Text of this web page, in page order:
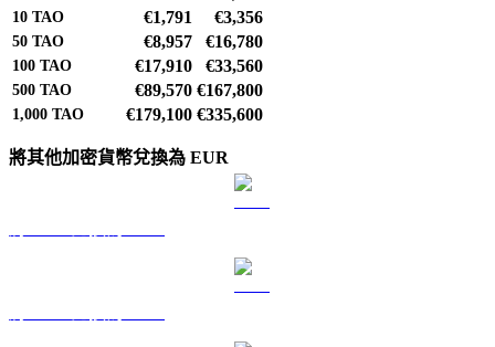
10 TAO €1,791 €3,356
50 TAO €8,957 €16,780
100 TAO €17,910 €33,560
500 TAO €89,570 €167,800
1,000 TAO €179,100 €335,600
將其他加密貨幣兌換為 EUR